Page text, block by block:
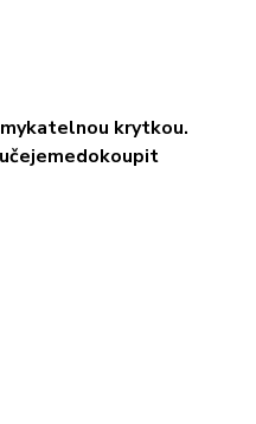
krytkou.
dokoupit